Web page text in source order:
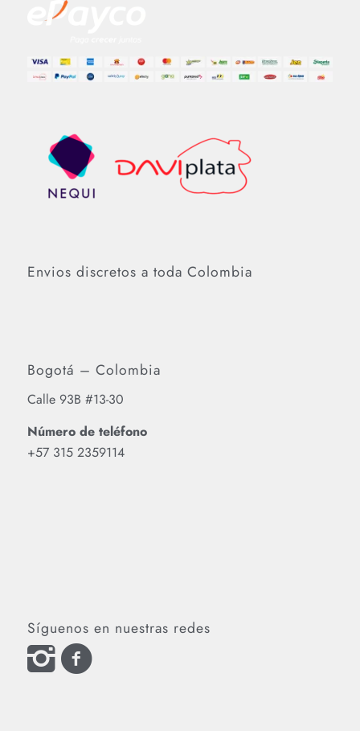
Envios discretos a toda Colombia
Bogotá – Colombia
Calle 93B #13-30
Número de teléfono
‪+57 315 2359114‬
Síguenos en nuestras redes